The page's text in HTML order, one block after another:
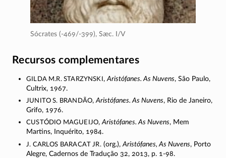
Sócrates (-469/-399), Sæc. I/V
Recursos complementares
Gilda M.R. Starzynski,Aristófanes. As Nuvens, São Paulo,
Cultrix, 1967.
Junito S. Brandão,Aristófanes. As Nuvens, Rio de Janeiro,
Grifo, 1976.
Custódio Magueijo,Aristófanes. As Nuvens, Mem
Martins, Inquérito, 1984.
J. Carlos Baracat Jr. (org.), Aristófanes, As Nuvens, Porto
Alegre, Cadernos de Tradução 32, 2013, p. 1-98.